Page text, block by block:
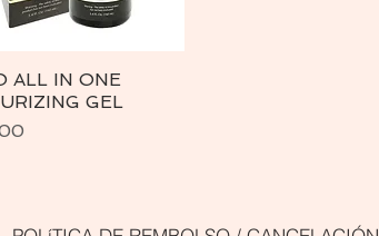
Vista rápida
ALL IN ONE
GEL